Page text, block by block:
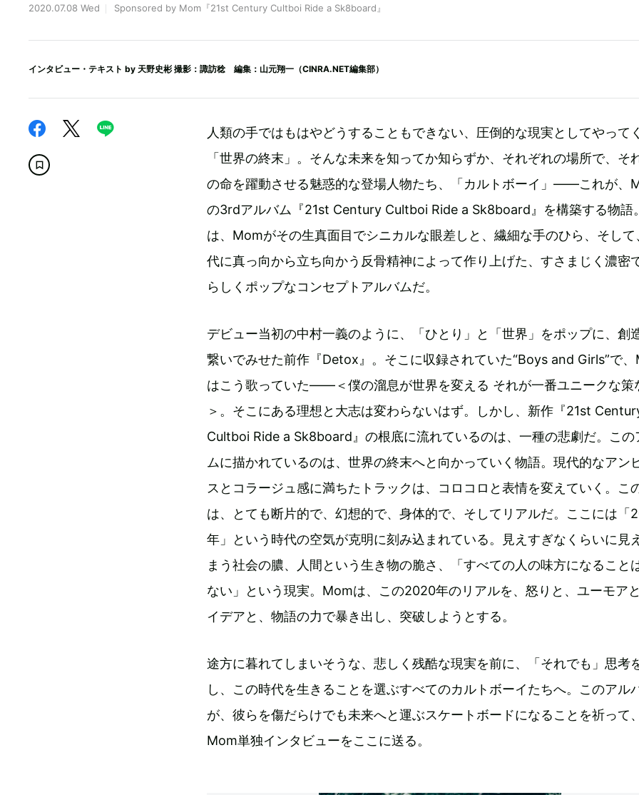
2020.07.08 Wed Sponsored by Mom『21st Century Cultboi Ride a Sk8board』
インタビュー・テキスト by 天野史彬撮影：諏訪稔 編集：山元翔一（CINRA.NET編集部）
人類の手ではもはやどうすることもできない、圧倒的な現実としてやって
「世界の終末」。そんな未来を知ってか知らずか、それぞれの場所で、そ
の命を躍動させる魅惑的な登場人物たち、「カルトボーイ」――これが、
の3rdアルバム『21st Century Cultboi Ride a Sk8board』を構築する物語
は、Momがその生真面目でシニカルな眼差しと、繊細な手のひら、そして
代に真っ向から立ち向かう反骨精神によって作り上げた、すさまじく濃密
らしくポップなコンセプトアルバムだ。
デビュー当初の中村一義のように、「ひとり」と「世界」をポップに、創
繋いでみせた前作『Detox』。そこに収録されていた“Boys and Girls”で
はこう歌っていた――＜僕の溜息が世界を変える それが一番ユニークな策
＞。そこにある理想と大志は変わらないはず。しかし、新作『21st
Cultboi Ride a Sk8board』の根底に流れているのは、一種の悲劇だ。この
ムに描かれているのは、世界の終末へと向かっていく物語。現代的なアン
スとコラージュ感に満ちたトラックは、コロコロと表情を変えていく。こ
は、とても断片的で、幻想的で、身体的で、そしてリアルだ。ここには「
年」という時代の空気が克明に刻み込まれている。見えすぎなくらいに見
まう社会の膿、人間という生き物の脆さ、「すべての人の味方になること
ない」という現実。Momは、この2020年のリアルを、怒りと、ユーモア
イデアと、物語の力で暴き出し、突破しようとする。
途方に暮れてしまいそうな、悲しく残酷な現実を前に、「それでも」思考
し、この時代を生きることを選ぶすべてのカルトボーイたちへ。このアル
が、彼らを傷だらけでも未来へと運ぶスケートボードになることを祈って、
Mom単独インタビューをここに送る。